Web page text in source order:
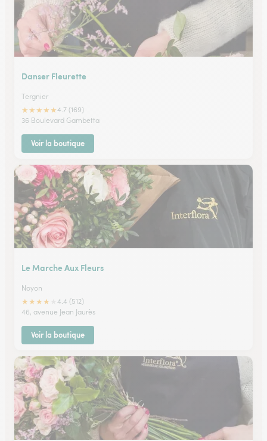
Danser Fleurette
Tergnier
★★★★★4.7 (169)
36 Boulevard Gambetta
Voir la boutique
Le Marche Aux Fleurs
Noyon
★★★★
4.4 (512)
46, avenue Jean Jaurès
Voir la boutique